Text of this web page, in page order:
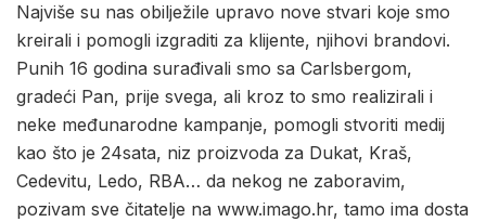
Najviše su nas obilježile upravo nove stvari koje smo
kreirali i pomogli izgraditi za klijente, njihovi brandovi.
Punih 16 godina surađivali smo sa Carlsbergom,
gradeći Pan, prije svega, ali kroz to smo realizirali i
neke međunarodne kampanje, pomogli stvoriti medij
kao što je 24sata, niz proizvoda za Dukat, Kraš,
Cedevitu, Ledo, RBA… da nekog ne zaboravim,
pozivam sve čitatelje na www.imago.hr, tamo ima dosta